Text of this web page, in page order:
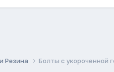
Резина Болты с укороченной